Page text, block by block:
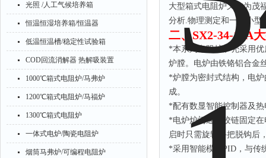
光照 /人工气候培养箱
恒温恒湿培养箱/恒温器
低温恒温槽/稳定性试验箱
COD回流消解器 热解吸装置
1000℃箱式电阻炉/马弗炉
1200℃箱式电阻炉/马福炉
1300℃箱式电阻炉
一体式电炉/陶瓷电阻炉
烟筒马弗炉/可编程电阻炉
大型箱式电阻炉又称为茂
分析.物理测定和一般小
二、SX2-34-12A
*本系列电阻炉炉壳采用
炉膛。电炉由铁铬铝合金
*炉膛为密封式结构，电
成。
*配有数显智能控制器及
*电炉炉门通过饺链固定
启时只需旋转手把脱钩后
*采用智能模糊PID，与传